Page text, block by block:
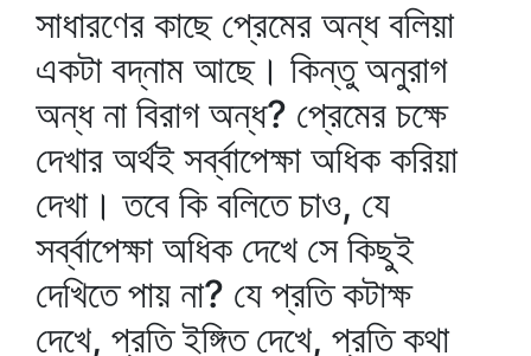
সাধারণের কাছে প্রেমের অন্ধ বলিয়া
একটা বদ্‌নাম আছে। কিন্তু অনুরাগ
অন্ধ না বিরাগ অন্ধ? প্রেমের চক্ষে
দেখার অর্থই সর্ব্বাপেক্ষা অধিক করিয়া
দেখা। তবে কি বলিতে চাও, যে
সর্ব্বাপেক্ষা অধিক দেখে সে কিছুই
দেখিতে পায় না? যে প্রতি কটাক্ষ
দেখে, প্রতি ইঙ্গিত দেখে, প্রতি কথা